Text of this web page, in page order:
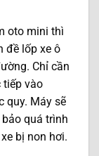
oto mini thì
đề lốp xe ô
Chỉ cần
tiếp vào
quy. Máy sẽ
quá trình
bị non hơi.